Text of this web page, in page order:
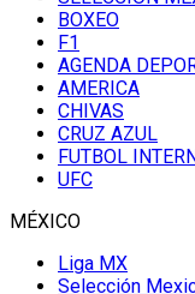
BOXEO
F1
AGENDA
AMERICA
CHIVAS
CRUZ AZUL
FUTBOL
UFC
MÉXICO
Liga MX
Selección